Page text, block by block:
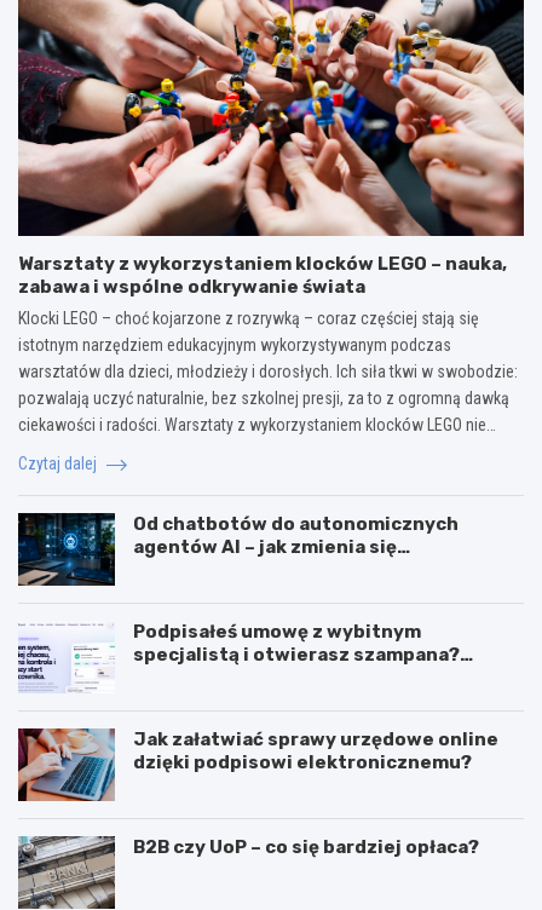
Warsztaty z wykorzystaniem klocków LEGO – nauka,
zabawa i wspólne odkrywanie świata
Klocki LEGO – choć kojarzone z rozrywką – coraz częściej stają się
istotnym narzędziem edukacyjnym wykorzystywanym podczas
warsztatów dla dzieci, młodzieży i dorosłych. Ich siła tkwi w swobodzie:
pozwalają uczyć naturalnie, bez szkolnej presji, za to z ogromną dawką
ciekawości i radości. Warsztaty z wykorzystaniem klocków LEGO nie…
Czytaj dalej
Od chatbotów do autonomicznych
agentów AI – jak zmienia się
Podpisałeś umowę z wybitnym
specjalistą i otwierasz szampana?
Jak załatwiać sprawy urzędowe online
dzięki podpisowi elektronicznemu?
B2B czy UoP – co się bardziej opłaca?
J
J